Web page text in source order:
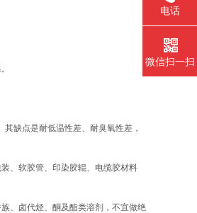
缺点是耐低温性差、耐臭氧性差，
、软胶管、印染胶辊、电缆胶材料
、卤代烃、酮及酯类溶剂，不宜做绝
电话
微信扫一扫